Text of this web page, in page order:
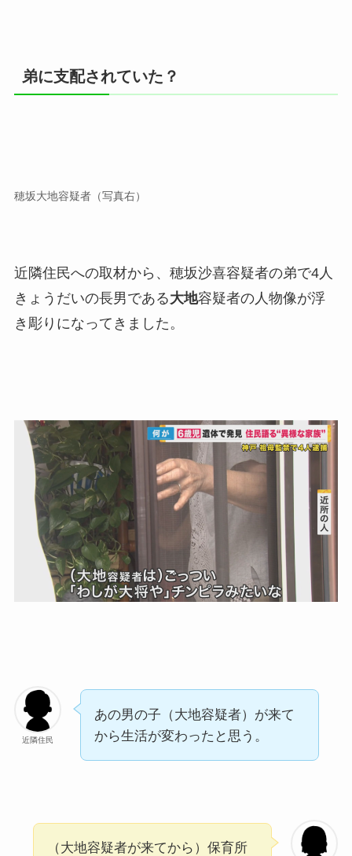
弟に支配されていた？
穂坂大地容疑者（写真右）
近隣住民への取材から、穂坂沙喜容疑者の弟で4人
きょうだいの長男である大地容疑者の人物像が浮
き彫りになってきました。
近隣住民
あの男の子（大地容疑者）が来て
から生活が変わったと思う。
（大地容疑者が来てから）保育所